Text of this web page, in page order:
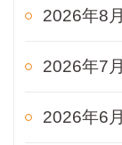
2026年8月
2026年7月
2026年6月